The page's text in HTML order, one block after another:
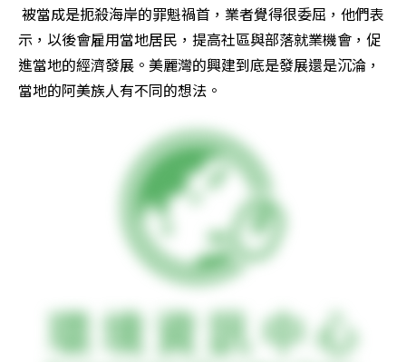
被當成是扼殺海岸的罪魁禍首，業者覺得很委屈，他們表
示，以後會雇用當地居民，提高社區與部落就業機會，促
進當地的經濟發展。美麗灣的興建到底是發展還是沉淪，
當地的阿美族人有不同的想法。